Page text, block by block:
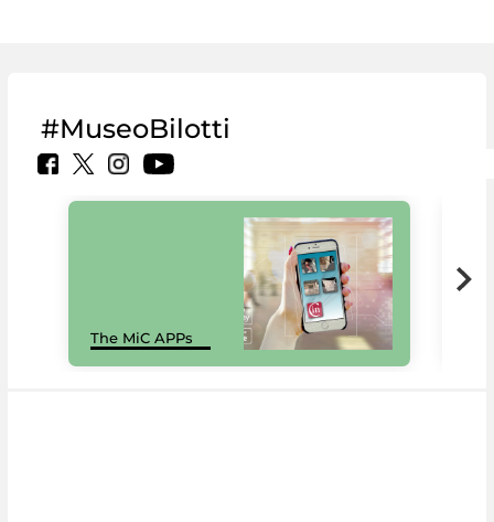
#MuseoBilotti
The MiC APPs